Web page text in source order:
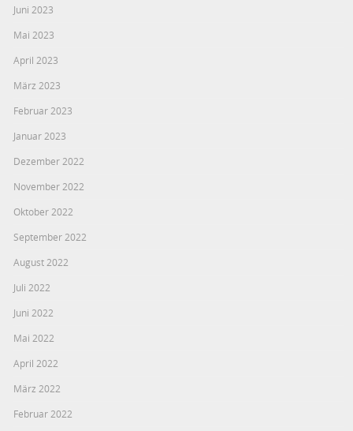
Juni 2023
Mai 2023
April 2023
März 2023
Februar 2023
Januar 2023
Dezember 2022
November 2022
Oktober 2022
September 2022
August 2022
Juli 2022
Juni 2022
Mai 2022
April 2022
März 2022
Februar 2022